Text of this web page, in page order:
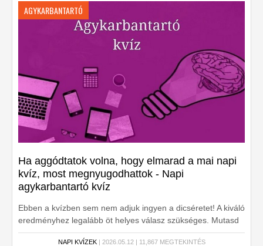
AGYKARBANTARTÓ
Ha aggódtatok volna, hogy elmarad a mai napi
kvíz, most megnyugodhattok - Napi
agykarbantartó kvíz
Ebben a kvízben sem nem adjuk ingyen a dicséretet! A kiváló
eredményhez legalább öt helyes válasz szükséges. Mutasd
meg, hogy minden területen megállod a helyed! Kezdődjön a
NAPI KVÍZEK| 2026.05.12 | 11,867 MEGTEKINTÉS